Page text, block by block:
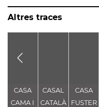
Altres traces
CASA
CAMA I
CASAL
CATALÀ
CASA
FUSTER